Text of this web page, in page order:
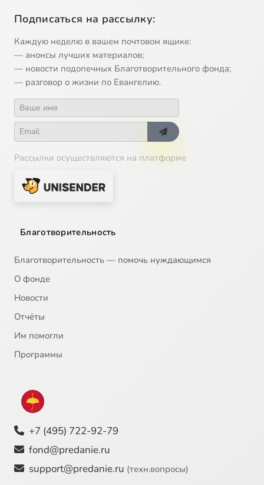
Подписаться на рассылку:
Каждую неделю в вашем почтовом ящике:
— анонсы лучших материалов;
— новости подопечных Благотворительного фонда;
— разговор о жизни по Евангелию.
Рассылки осуществляются на платформе
Благотворительность
Благотворительность — помочь нуждающимся
О фонде
Новости
Отчёты
Им помогли
Программы
+7 (495) 722-92-79
fond@predanie.ru
support@predanie.ru (техн.вопросы)